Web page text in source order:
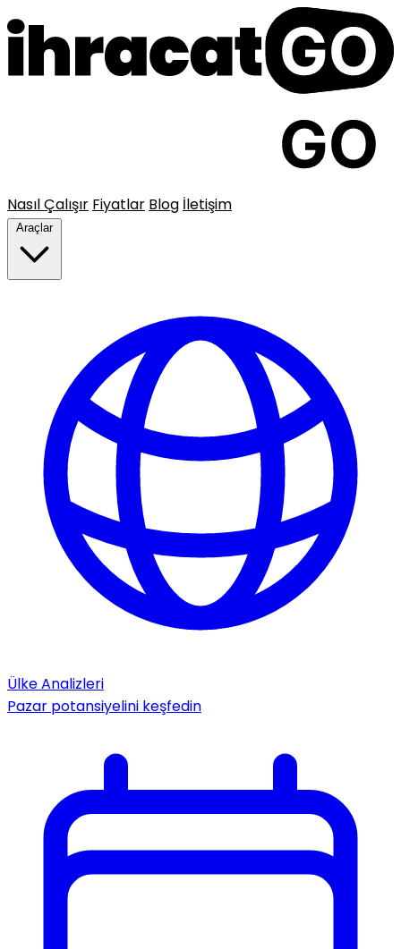
Nasıl Çalışır Fiyatlar Blog İletişim
Araçlar
Ülke Analizleri
Pazar potansiyelini keşfedin